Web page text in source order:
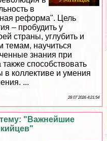
в
реформа". Цель
– пробудить у
страны, углубить и
темам, научиться
знания при
способствовать
коллективе и умения
...
28 07 2026 4:21:54
тему: "Важнейшие